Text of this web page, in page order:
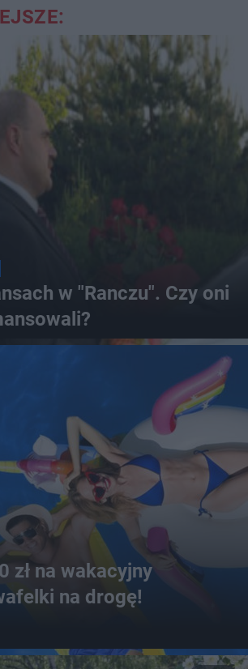
w "Ranczu". Czy oni
zł na wakacyjny
na drogę!